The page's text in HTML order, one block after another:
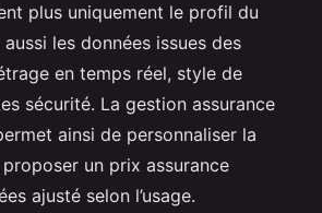
plus uniquement le profil du
les données issues des
en temps réel, style de
sécurité. La gestion assurance
ainsi de personnaliser la
un prix assurance
ajusté selon l’usage.